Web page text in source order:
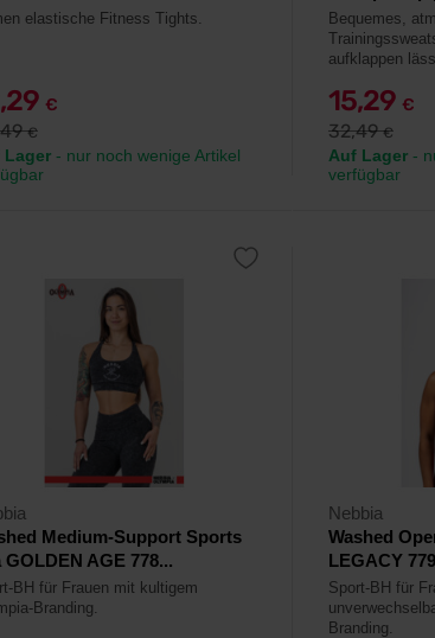
elastische Fitness Tights.
€
€
Lager - nur noch wenige Artikel
Bequemes,
aufklappen
15,29 €
32,49€
Auf Lager -
verfügbar
Medium-Support Sports
GOLDEN AGE 778...
BH für Frauen mit kultigem
Branding.
Nebbia
Washed
LEGACY
Sport-BH für
Branding.